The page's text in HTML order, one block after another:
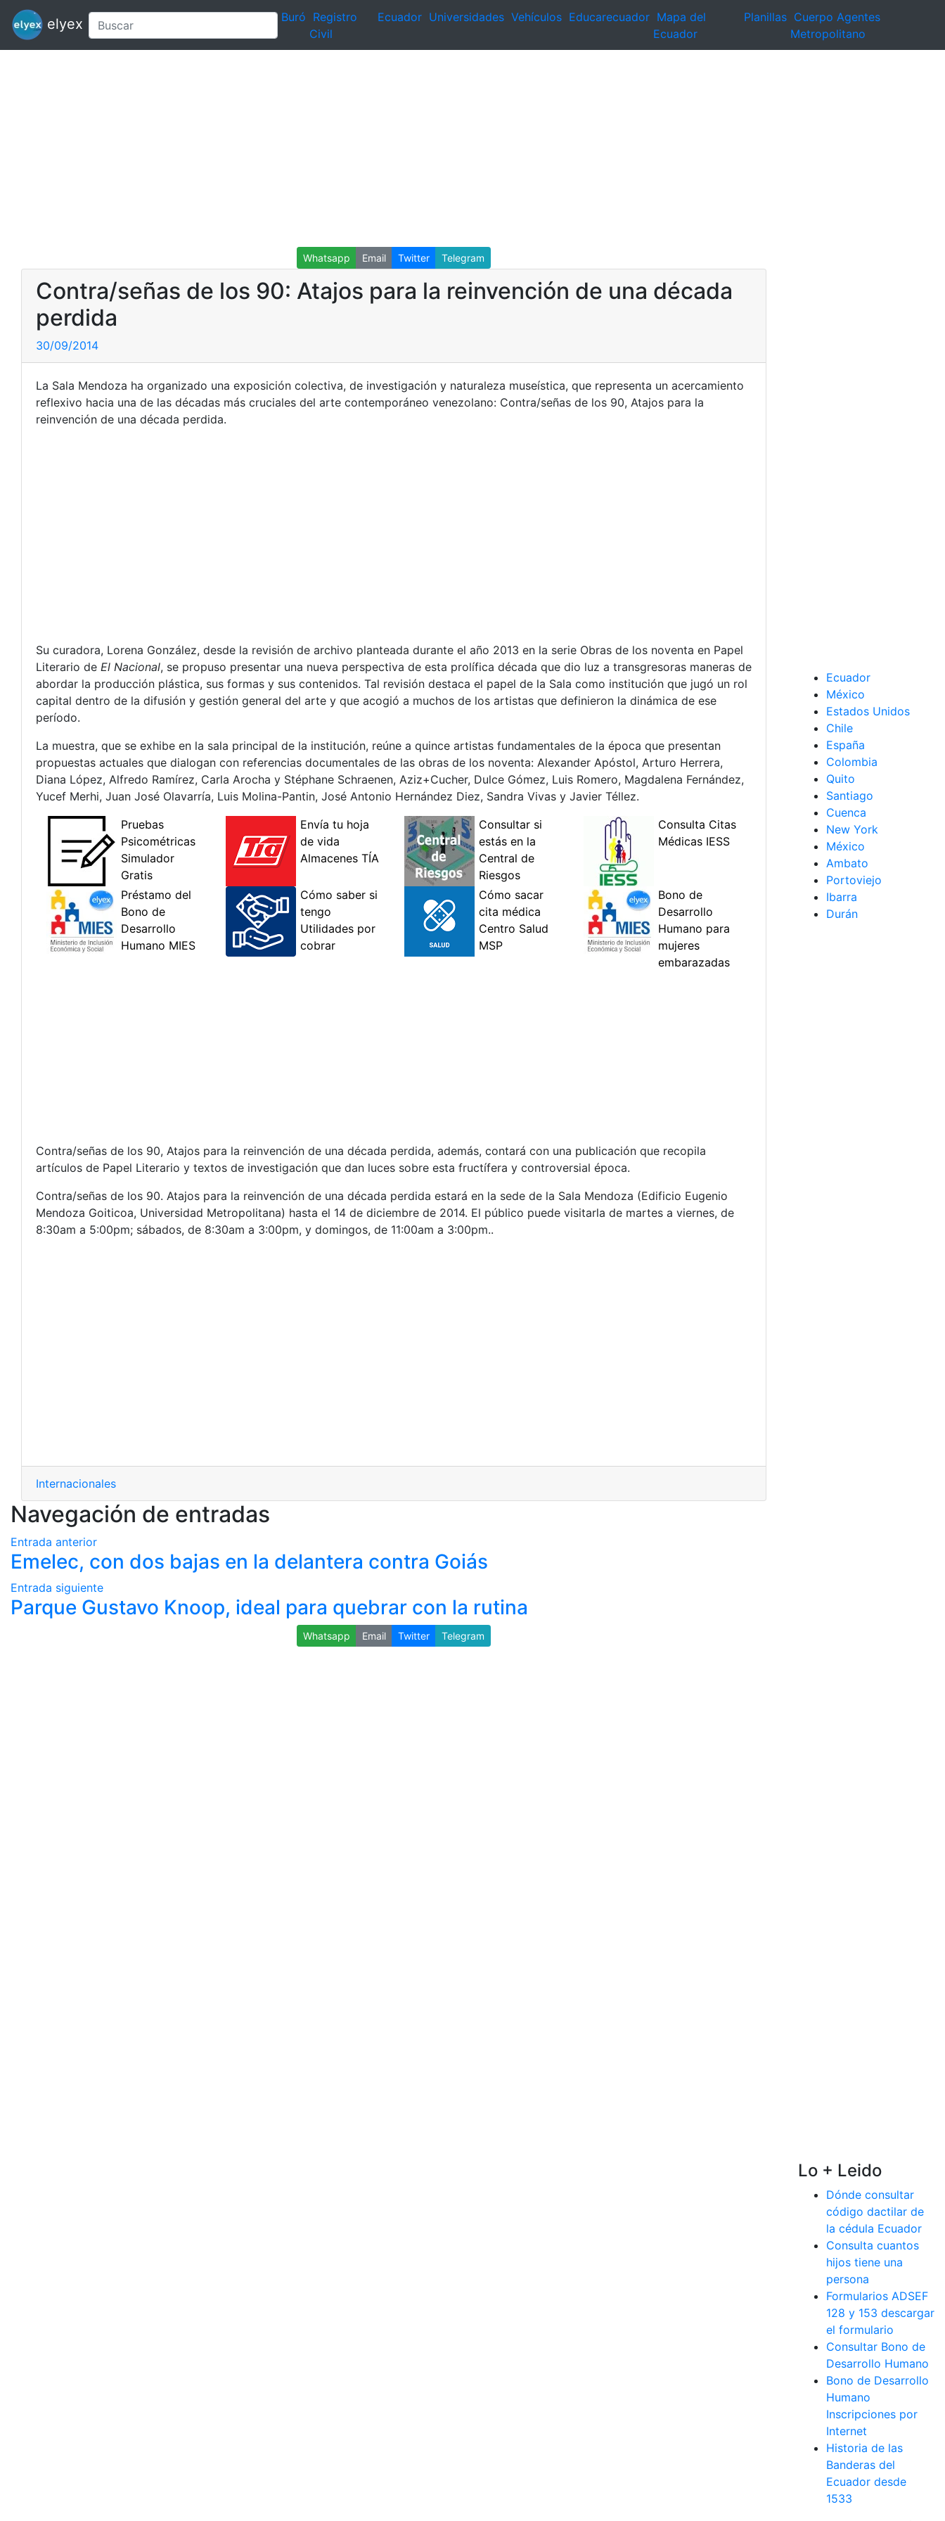
elyex Buró Registro
Civil
Ecuador Universidades Vehículos Educarecuador Mapa del
Ecuador
Planillas Cuerpo Agentes
Metropolitano
Whatsapp Email Twitter Telegram
Contra/señas de los 90: Atajos para la reinvención de una década
perdida
30/09/2014
La Sala Mendoza ha organizado una exposición colectiva, de investigación y naturaleza museística, que representa un acercamiento
reflexivo hacia una de las décadas más cruciales del arte contemporáneo venezolano: Contra/señas de los 90, Atajos para la
reinvención de una década perdida.
Su curadora, Lorena González, desde la revisión de archivo planteada durante el año 2013 en la serie Obras de los noventa en Papel
Literario de El Nacional, se propuso presentar una nueva perspectiva de esta prolífica década que dio luz a transgresoras maneras de
abordar la producción plástica, sus formas y sus contenidos. Tal revisión destaca el papel de la Sala como institución que jugó un rol
capital dentro de la difusión y gestión general del arte y que acogió a muchos de los artistas que definieron la dinámica de ese
período.
La muestra, que se exhibe en la sala principal de la institución, reúne a quince artistas fundamentales de la época que presentan
propuestas actuales que dialogan con referencias documentales de las obras de los noventa: Alexander Apóstol, Arturo Herrera,
Diana López, Alfredo Ramírez, Carla Arocha y Stéphane Schraenen, Aziz+Cucher, Dulce Gómez, Luis Romero, Magdalena Fernández,
Yucef Merhi, Juan José Olavarría, Luis Molina-Pantin, José Antonio Hernández Diez, Sandra Vivas y Javier Téllez.
Contra/señas de los 90, Atajos para la reinvención de una década perdida, además, contará con una publicación que recopila
artículos de Papel Literario y textos de investigación que dan luces sobre esta fructífera y controversial época.
Contra/señas de los 90. Atajos para la reinvención de una década perdida estará en la sede de la Sala Mendoza (Edificio Eugenio
Mendoza Goiticoa, Universidad Metropolitana) hasta el 14 de diciembre de 2014. El público puede visitarla de martes a viernes, de
8:30am a 5:00pm; sábados, de 8:30am a 3:00pm, y domingos, de 11:00am a 3:00pm..
Internacionales
Navegación de entradas
Entrada anterior
Emelec, con dos bajas en la delantera contra Goiás
Entrada siguiente
Parque Gustavo Knoop, ideal para quebrar con la rutina
Whatsapp Email Twitter Telegram
Ecuador
México
Estados Unidos
Chile
España
Colombia
Quito
Santiago
Cuenca
New York
México
Ambato
Portoviejo
Ibarra
Durán
Lo + Leido
Dónde consultar
código dactilar de
la cédula Ecuador
Consulta cuantos
hijos tiene una
persona
Formularios ADSEF
128 y 153 descargar
el formulario
Consultar Bono de
Desarrollo Humano
Bono de Desarrollo
Humano
Inscripciones por
Internet
Historia de las
Banderas del
Ecuador desde
1533